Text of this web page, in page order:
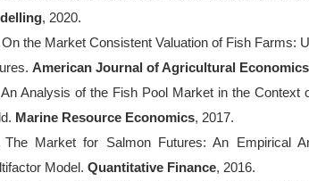
, 2020.
On the Market Consistent Valuation of Fish Farms:
American Journal of Agricultural Economics
An Analysis of the Fish Pool Market in the Context
Marine Resource Economics, 2017.
The Market for Salmon Futures: An Empirical
Model. Quantitative Finance, 2016.